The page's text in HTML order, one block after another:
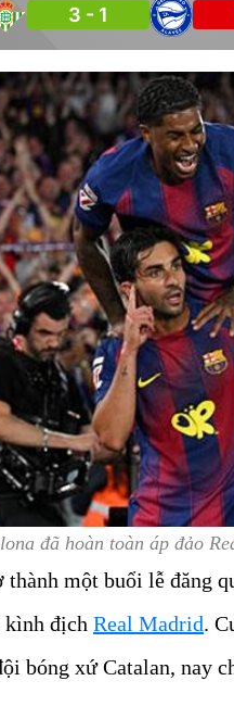
3 - 1
đã hoàn toàn áp đảo
một buổi lễ đăng
kình địch Real Madrid.
bóng xứ Catalan, nay